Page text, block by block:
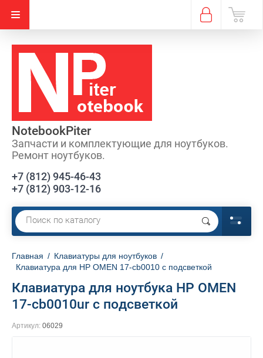
NotebookPiter
Запчасти и комплектующие для ноутбуков.
Ремонт ноутбуков.
+7 (812) 945-46-43
+7 (812) 903-12-16
Главная / Клавиатуры для ноутбуков /
Клавиатура для HP OMEN 17-cb0010 с подсветкой
Клавиатура для ноутбука HP OMEN
17-cb0010ur с подсветкой
Артикул: 06029